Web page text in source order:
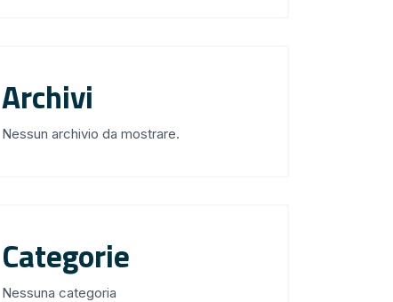
Archivi
Nessun archivio da mostrare.
Categorie
Nessuna categoria